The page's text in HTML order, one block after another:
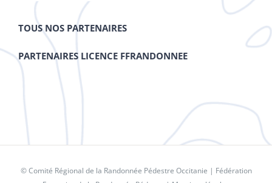
TOUS NOS PARTENAIRES
PARTENAIRES LICENCE FFRANDONNEE
© Comité Régional de la Randonnée Pédestre Occitanie | Fédération